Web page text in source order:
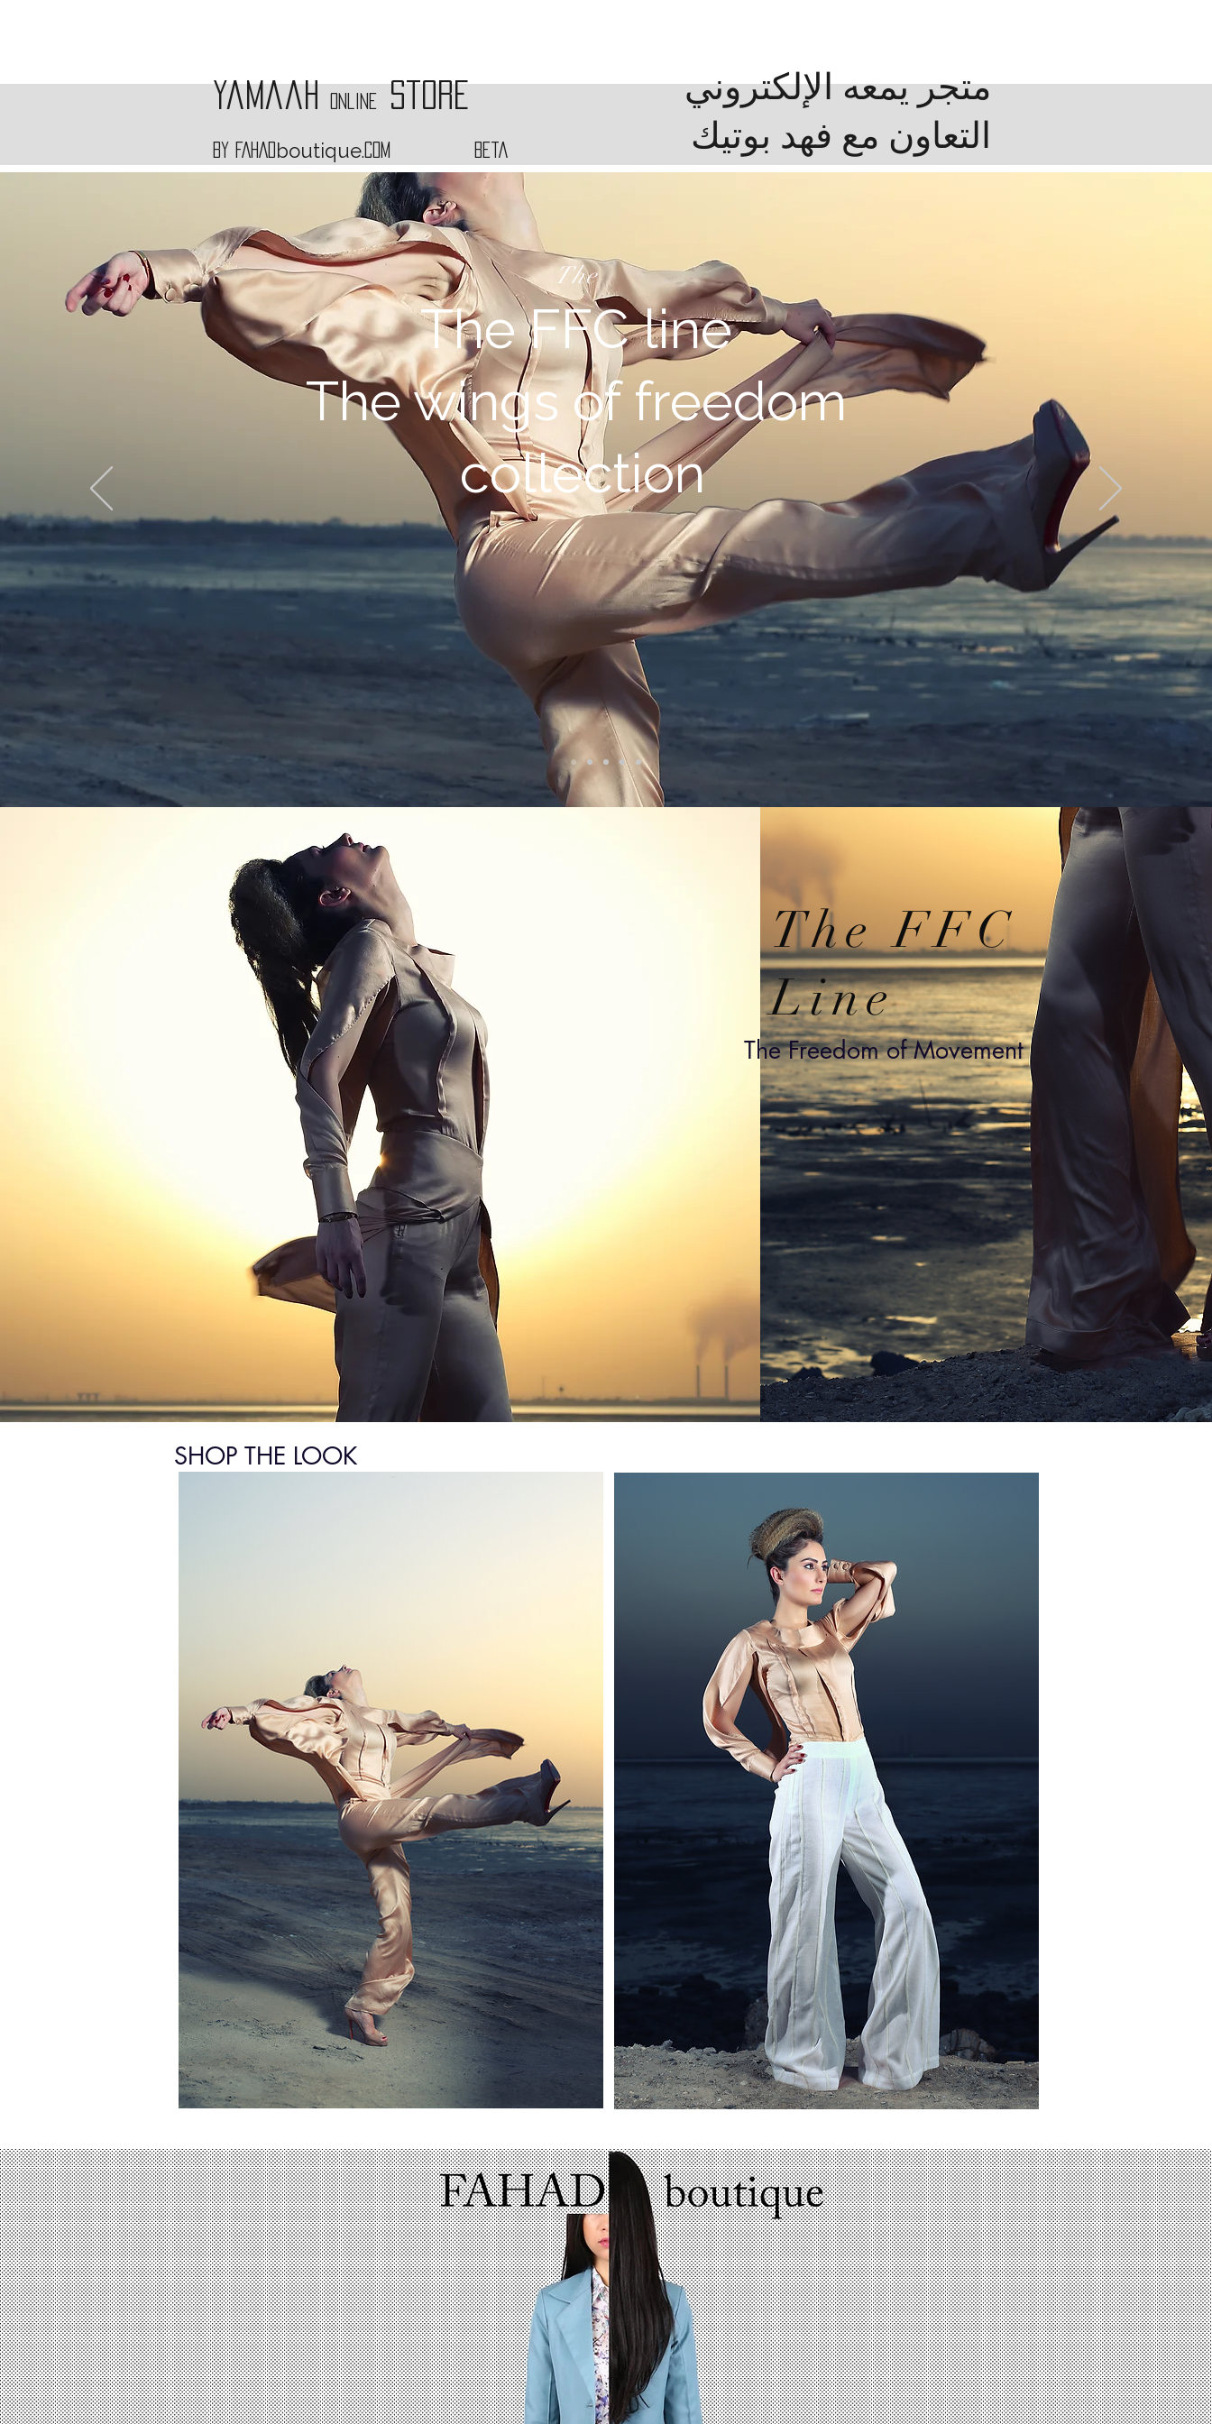
The
The FFC line
The wings of freedom
collection
Yamaah Online Store
by FAHAD boutique .com beta
متجر يمعه الإلكتروني
التعاون مع فهد بوتيك
The FFC
Line
The Freedom of Movement
SHOP THE LOOK